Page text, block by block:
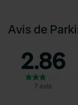
Avis de
2.86
7 avis